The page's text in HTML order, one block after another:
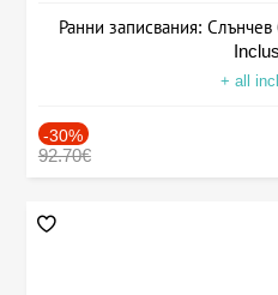
Ранни записвания:
+ all
-30%
92.70€